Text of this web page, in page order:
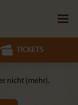
TICKETS
nicht (mehr).